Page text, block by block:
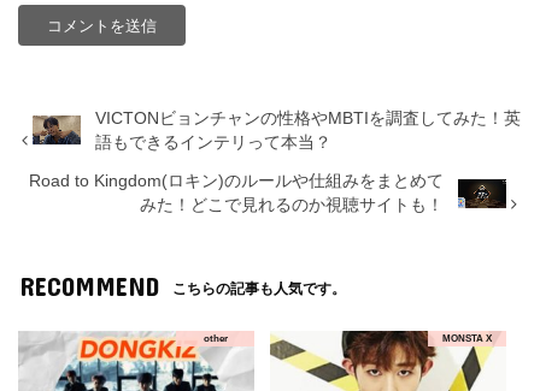
VICTONビョンチャンの性格やMBTIを調査してみた！英
語もできるインテリって本当？
Road to Kingdom(ロキン)のルールや仕組みをまとめて
みた！どこで見れるのか視聴サイトも！
RECOMMEND こちらの記事も人気です。
other MONSTA X